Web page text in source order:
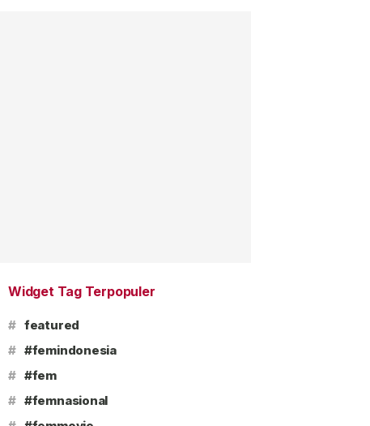
Widget Tag Terpopuler
# featured
# #femindonesia
# #fem
# #femnasional